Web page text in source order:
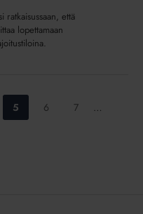
ratkaisussaan, että
lopettamaan
Siirry
sivulle:
5
Siirry
6
Siirry
7 …